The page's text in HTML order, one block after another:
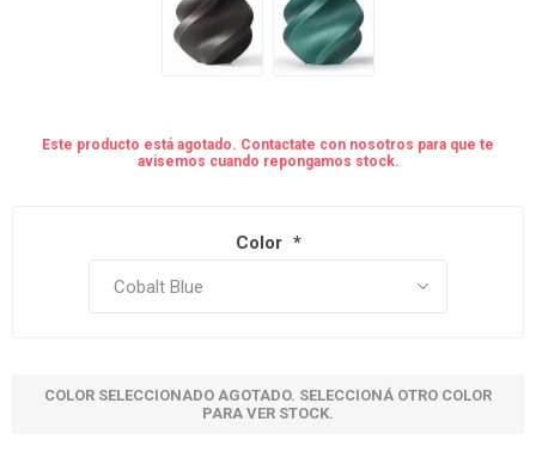
Este producto está agotado. Contactate con nosotros para que te
avisemos cuando repongamos stock.
Color *
COLOR SELECCIONADO AGOTADO. SELECCIONÁ OTRO COLOR
PARA VER STOCK.